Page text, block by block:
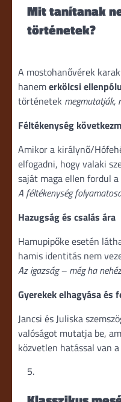
Mit tanítanak
történetek?
A mostohanővérek
hanemerkölcsi
történetek megmutatják,
Féltékenység
Amikor a királynő/
elfogadni, hogy valaki
saját maga ellen fordul a
A féltékenység
Hazugság és csalás ára
Hamupipőke esetén
hamis identitás nem
Az igazság – még ha
Gyerekek elhagyása és
Jancsi és Juliska
valóságot mutatja be,
közvetlen hatással van